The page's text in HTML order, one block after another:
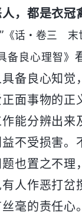
，都是衣冠
” 《话・卷三 末
备良心理智》
备良心知觉
面事物的正
能分辨出来
不受损害。
也置之不理
人作恶打岔
毫的责任心